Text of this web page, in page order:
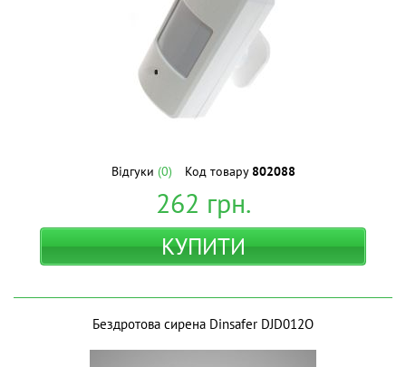
Відгуки (0) Код товару802088
262 грн.
КУПИТИ
Бездротова сирена Dinsafer DJD012O